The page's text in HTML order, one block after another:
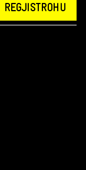
REGJISTROHU